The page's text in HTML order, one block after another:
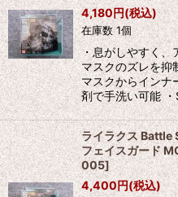
4,180円(税込)
在庫数 1個
・息がしやすく
マスクのズレを抑
マスクからイン
剤で手洗い可能
ライラクス Battle
フェイスガード
005]
4,400円(税込)